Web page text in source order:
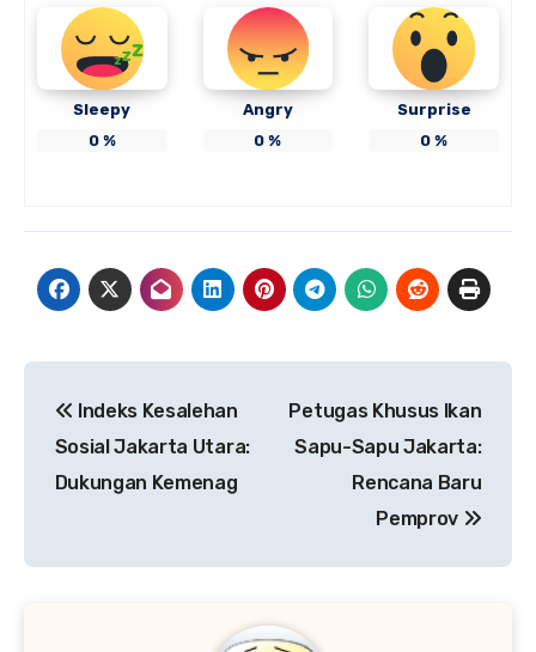
Sleepy
0%
Angry
0 %
Surprise
0 %
pos
Indeks Kesalehan
Sosial Jakarta Utara:
Dukungan Kemenag
Petugas Khusus Ikan
Sapu-Sapu Jakarta:
Rencana Baru
Pemprov